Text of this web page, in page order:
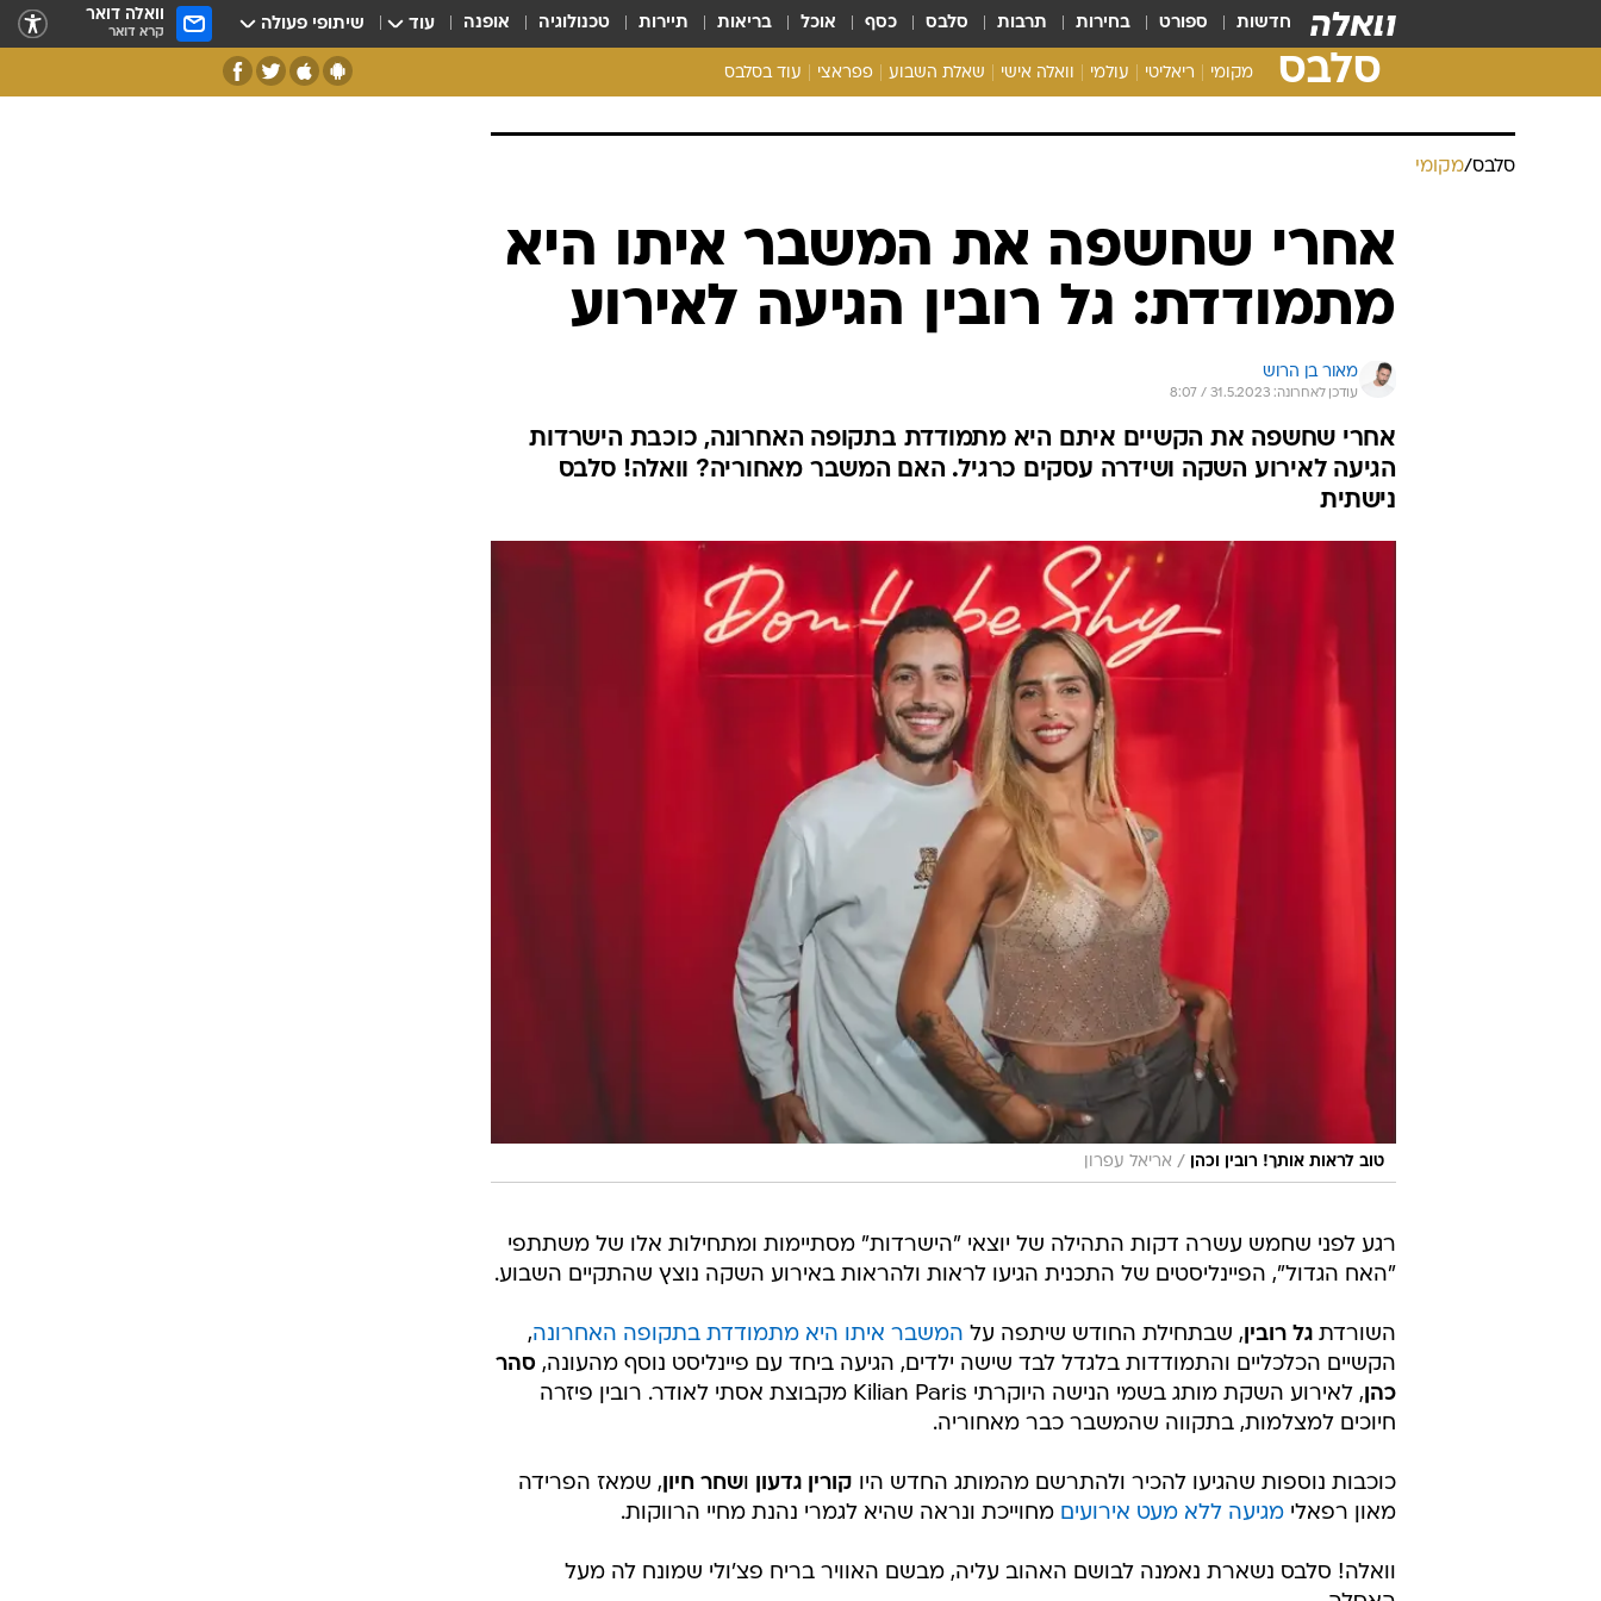
חדשות ספורט בחירות תרבות סלבס כסף אוכל בריאות תיירות טכנולוגיה אופנה עוד שיתופי פעולה וואלה דואר
קרא דואר
סלבס מקומי ריאליטי עולמי וואלה אישי שאלת השבוע פפראצי עוד בסלבס
רכלו לנו
סלבס/מקומי
אחרי שחשפה את המשבר איתו היא
מתמודדת: גל רובין הגיעה לאירוע
מאור בן הרוש
עודכן לאחרונה: 31.5.2023 / 8:07
אחרי שחשפה את הקשיים איתם היא מתמודדת בתקופה האחרונה, כוכבת הישרדות
הגיעה לאירוע השקה ושידרה עסקים כרגיל. האם המשבר מאחוריה? וואלה! סלבס
נישתית
טוב לראות אותך! רובין וכהן / אריאל עפרון
רגע לפני שחמש עשרה דקות התהילה של יוצאי "הישרדות" מסתיימות ומתחילות אלו של משתתפי
"האח הגדול", הפיינליסטים של התכנית הגיעו לראות ולהראות באירוע השקה נוצץ שהתקיים השבוע.
השורדת גל רובין , שבתחילת החודש שיתפה על המשבר איתו היא מתמודדת בתקופה האחרונה,
הקשיים הכלכליים והתמודדות בלגדל לבד שישה ילדים, הגיעה ביחד עם פיינליסט נוסף מהעונה, סהר
כהן
, לאירוע השקת מותג בשמי הנישה היוקרתי Kilian Paris מקבוצת אסתי לאודר. רובין פיזרה
חיוכים למצלמות, בתקווה שהמשבר כבר מאחוריה.
כוכבות נוספות שהגיעו להכיר ולהתרשם מהמותג החדש היו קורין גדעון ושחר חיון , שמאז הפרידה
מאון רפאלי מגיעה ללא מעט אירועים מחוייכת ונראה שהיא לגמרי נהנת מחיי הרווקות.
וואלה! סלבס נשארת נאמנה לבושם האהוב עליה, מבשם האוויר בריח פצ'ולי שמונח לה מעל